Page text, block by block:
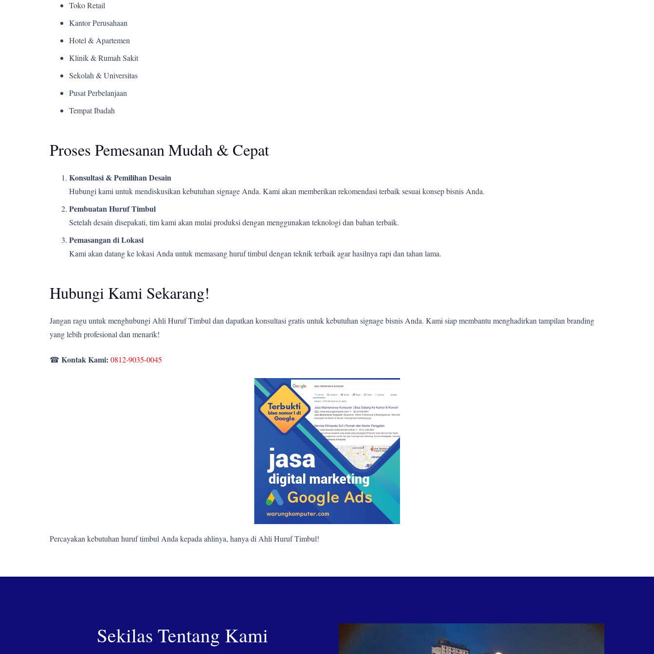
Toko Retail
Kantor Perusahaan
Hotel & Apartemen
Klinik & Rumah Sakit
Sekolah & Universitas
Pusat Perbelanjaan
Tempat Ibadah
Proses Pemesanan Mudah & Cepat
Konsultasi & Pemilihan Desain
Hubungi kami untuk mendiskusikan kebutuhan signage Anda. Kami akan memberikan rekomendasi terbaik sesuai konsep bisnis Anda.
Pembuatan Huruf Timbul
Setelah desain disepakati, tim kami akan mulai produksi dengan menggunakan teknologi dan bahan terbaik.
Pemasangan di Lokasi
Kami akan datang ke lokasi Anda untuk memasang huruf timbul dengan teknik terbaik agar hasilnya rapi dan tahan lama.
Hubungi Kami Sekarang!
Jangan ragu untuk menghubungi Ahli Huruf Timbul dan dapatkan konsultasi gratis untuk kebutuhan signage bisnis Anda. Kami siap membantu menghadirkan tampilan branding
yang lebih profesional dan menarik!
☎ Kontak Kami: 0812-9035-0045
Percayakan kebutuhan huruf timbul Anda kepada ahlinya, hanya di Ahli Huruf Timbul!
Sekilas Tentang Kami